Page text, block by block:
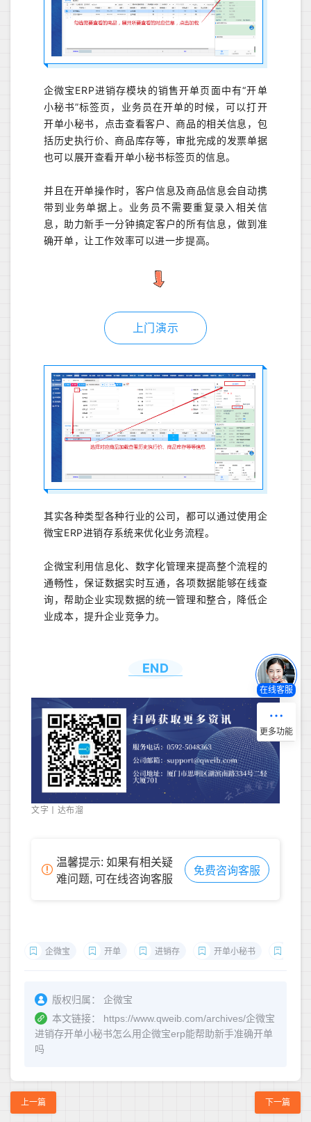
企微宝ERP进销存模块的销售开单页面中有“开单
小秘书”标签页，业务员在开单的时候，可以打开
开单小秘书，点击查看客户、商品的相关信息，包
括历史执行价、商品库存等，审批完成的发票单据
也可以展开查看开单小秘书标签页的信息。
并且在开单操作时，客户信息及商品信息会自动携
带到业务单据上。业务员不需要重复录入相关信
息，助力新手一分钟搞定客户的所有信息，做到准
确开单，让工作效率可以进一步提高。
上门演示
其实各种类型各种行业的公司，都可以通过使用企
微宝ERP进销存系统来优化业务流程。
企微宝利用信息化、数字化管理来提高整个流程的
通畅性，保证数据实时互通，各项数据能够在线查
询，帮助企业实现数据的统一管理和整合，降低企
业成本，提升企业竞争力。
END
文字丨达布溜
温馨提示: 如果有相关疑
难问题, 可在线咨询客服
免费咨询客服
企微宝 开单 进销存 开单小秘书
版权归属：
企微宝
本文链接：
https://www.qweib.com/archives/企微宝
进销存开单小秘书怎么用企微宝erp能帮助新手准确开单
吗
上一篇 下一篇
在线客服